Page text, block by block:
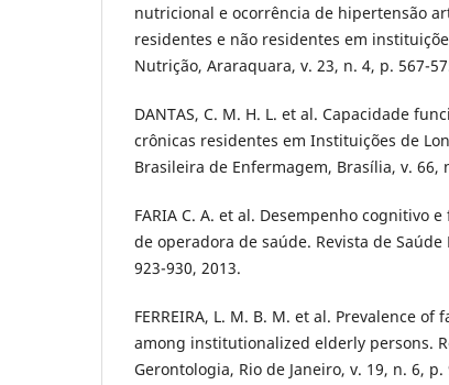
nutricional e ocorrência de hipertensão
residentes e não residentes em
Nutrição, Araraquara, v. 23, n. 4, p. 567-
DANTAS, C. M. H. L. et al. Capacidade
crônicas residentes em Instituições de
Brasileira de Enfermagem, Brasília, v. 66,
FARIA C. A. et al. Desempenho cognitivo
de operadora de saúde. Revista de Saúde
923-930, 2013.
FERREIRA, L. M. B. M. et al. Prevalence
among institutionalized elderly persons.
Gerontologia, Rio de Janeiro, v. 19, n. 6, p.